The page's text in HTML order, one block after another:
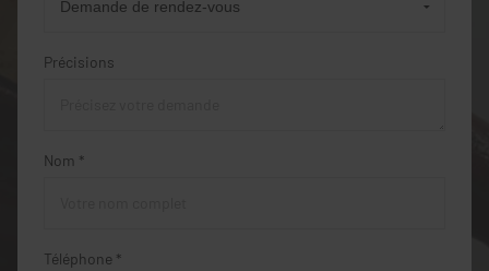
Précisions
Nom *
Téléphone *